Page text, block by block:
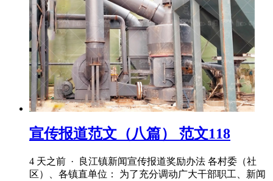
宣传报道范文（八篇） 范文118
4 天之前 · 良江镇新闻宣传报道奖励办法 各村委（社
区）、各镇直单位： 为了充分调动广大干部职工、新闻